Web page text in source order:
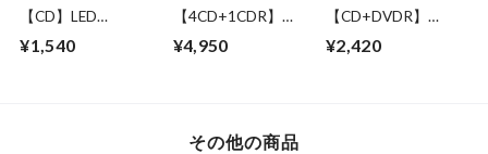
【CD】LED
ZEPPELIN
¥1,540
【4CD+1CDR】
RAVING LUNATICS
¥4,950
【CD+DVDR】
COLLECTION
¥2,420
その他の商品